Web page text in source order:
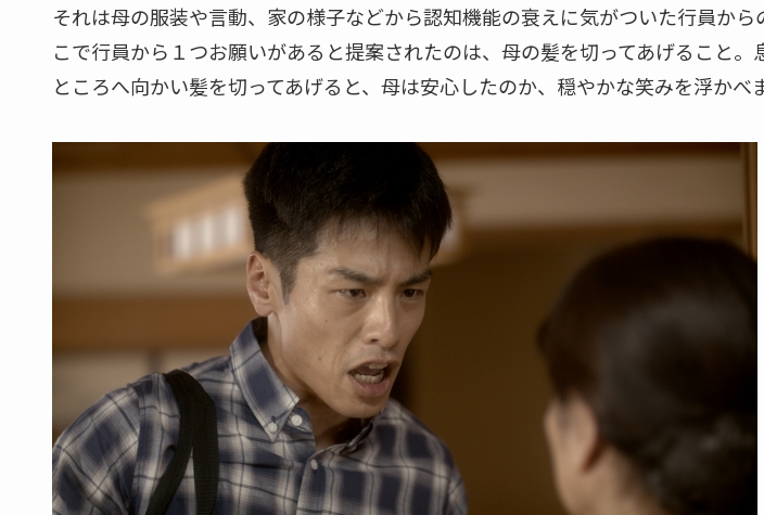
それは母の服装や言動、家の様子などから認知機能の衰えに気がついた行員から
こで行員から１つお願いがあると提案されたのは、母の髪を切ってあげること。
ところへ向かい髪を切ってあげると、母は安心したのか、穏やかな笑みを浮かべ